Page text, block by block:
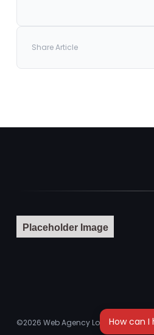
Share Article
Placeholder Image
©2026 Web Agency London